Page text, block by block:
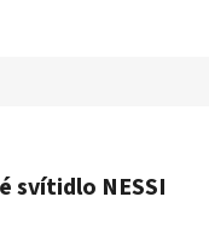
svítidlo NESSI